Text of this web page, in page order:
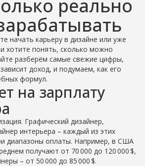
реально
начать карьеру в дизайне или уже
хотите понять, сколько можно
разберём самые свежие цифры,
доход, и подумаем, как его
формул.
на зарплату
Графический дизайнер,
интерьера – каждый из этих
диапазоны оплаты. Например, в США
получают от 70 000 до 120 000 $,
– от 50 000 до 85 000 $.